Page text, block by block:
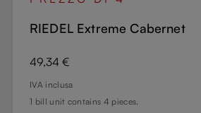
RIEDEL Extreme Cabernet
Prezzo normale:
49,34 €
IVA inclusa
1 bill unit contains 4 pieces.